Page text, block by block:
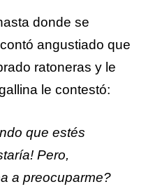
donde se
angustiado que
ratoneras y le
le contestó:
que estés
Pero,
a preocuparme?